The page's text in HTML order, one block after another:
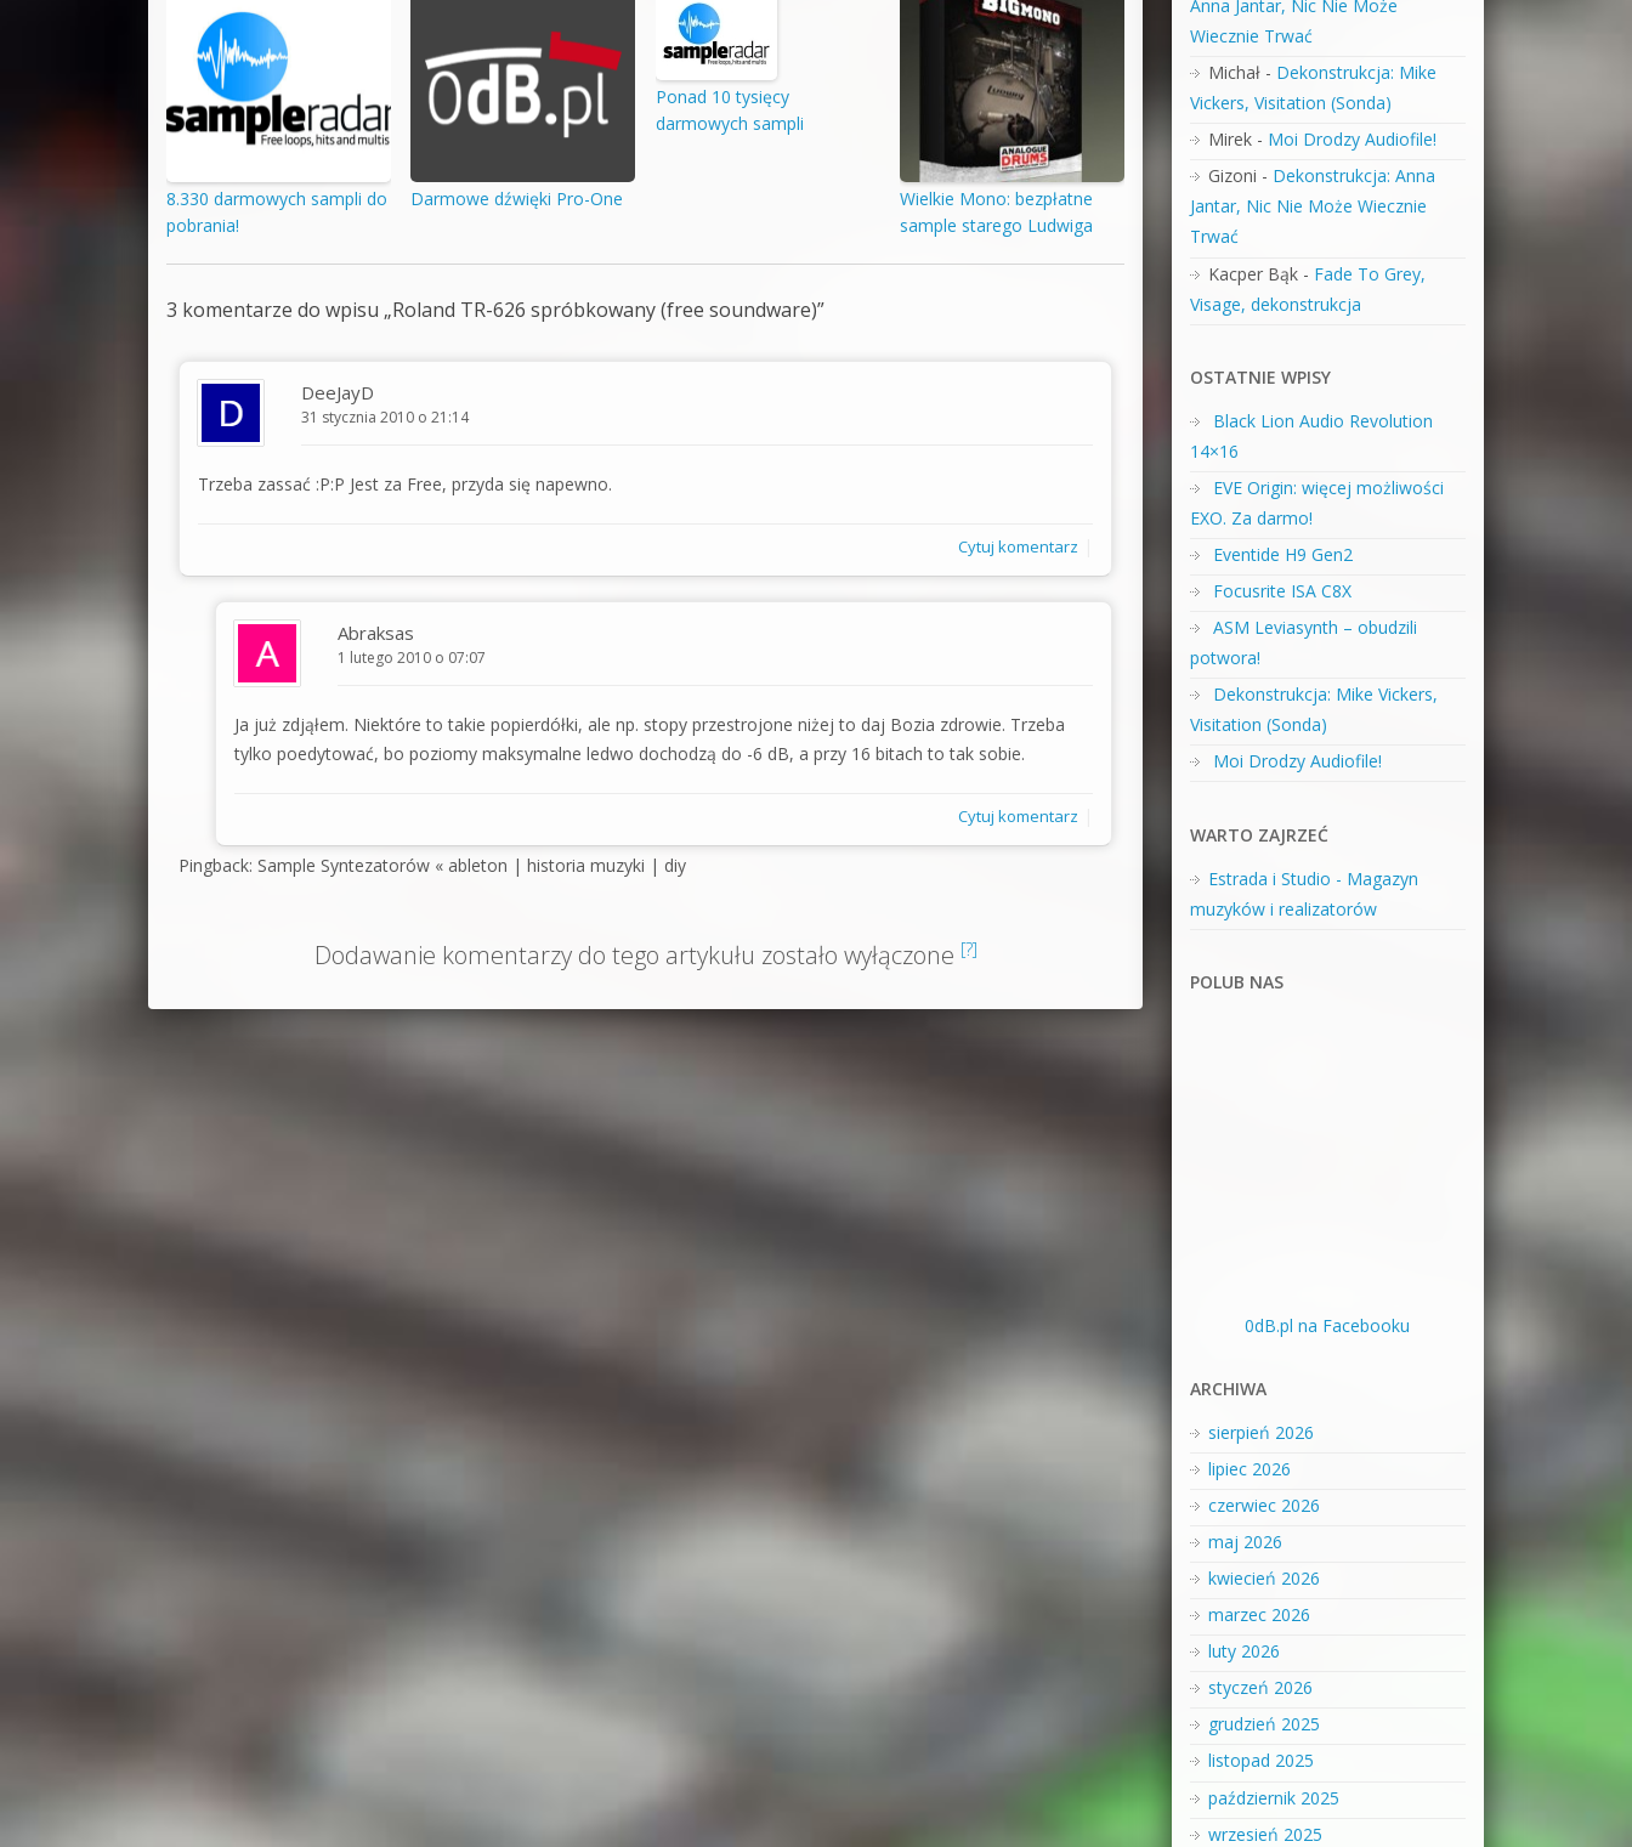
8.330 darmowych sampli do
pobrania!
Darmowe dźwięki Pro-One
Ponad 10 tysięcy
darmowych sampli
Wielkie Mono: bezpłatne
sample starego Ludwiga
3 komentarze do wpisu „Roland TR-626 spróbkowany (free soundware)”
DeeJayD
31 stycznia 2010 o 21:14
Trzeba zassać :P:P Jest za Free, przyda się napewno.
Cytuj komentarz
Abraksas
1 lutego 2010 o 07:07
Ja już zdjąłem. Niektóre to takie popierdółki, ale np. stopy przestrojone niżej to daj Bozia zdrowie. Trzeba
tylko poedytować, bo poziomy maksymalne ledwo dochodzą do -6 dB, a przy 16 bitach to tak sobie.
Cytuj komentarz
Pingback: Sample Syntezatorów « ableton | historia muzyki | diy
Dodawanie komentarzy do tego artykułu zostało wyłączone [?]
Anna Jantar, Nic Nie Może
Wiecznie Trwać
Michał- Dekonstrukcja: Mike
Vickers, Visitation (Sonda)
Mirek- Moi Drodzy Audiofile!
Gizoni - Dekonstrukcja: Anna
Jantar, Nic Nie Może Wiecznie
Trwać
Kacper Bąk- Fade To Grey,
Visage, dekonstrukcja
OSTATNIE WPISY
Black Lion Audio Revolution
14×16
EVE Origin: więcej możliwości
EXO. Za darmo!
Eventide H9 Gen2
Focusrite ISA C8X
ASM Leviasynth – obudzili
potwora!
Dekonstrukcja: Mike Vickers,
Visitation (Sonda)
Moi Drodzy Audiofile!
WARTO ZAJRZEĆ
Estrada i Studio - Magazyn
muzyków i realizatorów
POLUB NAS
0dB.pl na Facebooku
ARCHIWA
sierpień 2026
lipiec 2026
czerwiec 2026
maj 2026
kwiecień 2026
marzec 2026
luty 2026
styczeń 2026
grudzień 2025
listopad 2025
październik 2025
wrzesień 2025